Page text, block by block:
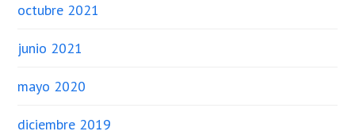
octubre 2021
junio 2021
mayo 2020
diciembre 2019